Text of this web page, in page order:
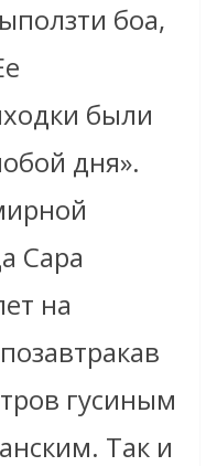
боа,
были
дня».
Сара
на
гусиным
Так и